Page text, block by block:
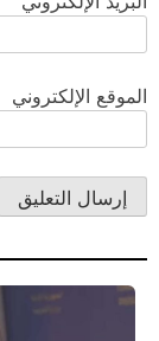
الموقع الإلكتروني